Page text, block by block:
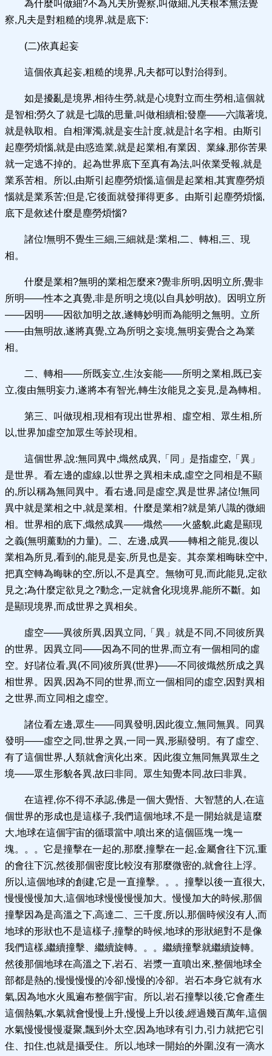
為什麼叫做細?不為凡夫所覺察,叫做細,凡夫根本無法覺
察,凡夫是對粗糙的境界,就是底下:
(二)依真起妄
這個依真起妄,粗糙的境界,凡夫都可以對治得到。
如是擾亂是境界,相待生勞,就是心境對立而生勞相,這個就
是智相;勞久了就是七識的思量,叫做相續相;發塵——六識著境,
就是執取相。自相渾濁,就是妄生計度,就是計名字相。由斯引
起塵勞煩惱,就是由惑造業,就是起業相,有業因、業緣,那你苦果
就一定逃不掉的。起為世界底下至真有為法,叫依業受報,就是
業系苦相。所以,由斯引起塵勞煩惱,這個是起業相,其實塵勞煩
惱就是業系苦;但是,它後面就發揮得更多。由斯引起塵勞煩惱,
底下是敘述什麼是塵勞煩惱?
諸位!無明不覺生三細,三細就是:業相,二、轉相,三、現
相。
什麼是業相?無明的業相怎麼來?覺非所明,因明立所,覺非
所明——性本之真覺,非是所明之境(以自具妙明故)。因明立所
——因明——因欲加明之故,遂轉妙明而為能明之無明。立所
——由無明故,遂將真覺,立為所明之妄境,無明妄覺合之為業
相。
二、轉相——所既妄立,生汝妄能——所明之業相,既已妄
立,復由無明妄力,遂將本有智光,轉生汝能見之妄見,是為轉相。
第三、叫做現相,現相有現出世界相、虛空相、眾生相,所
以,世界加虛空加眾生等於現相。
這個世界,說:無同異中,熾然成異,「同」是指虛空,「異」
是世界。看左邊的虛線,以世界之異相未成,虛空之同相是不顯
的,所以稱為無同異中。看右邊,同是虛空,異是世界,諸位!無同
異中就是業相之中,就是業相。什麼是業相?就是第八識的微細
相。世界相的底下,熾然成異——熾然——火盛貌,此處是顯現
之義(無明薰動的力量)。二、左邊,成異——轉相之能見,復以
業相為所見,看到的,能見是妄,所見也是妄。其奈業相晦昧空中,
把真空轉為晦昧的空,所以,不是真空。無物可見,而此能見,定欲
見之;為什麼定欲見之?動念,一定就會化現境界,能所不斷。如
是顯現境界,而成世界之異相矣。
虛空——異彼所異,因異立同,「異」就是不同,不同彼所異
的世界。因異立同——因為不同的世界,而立有一個相同的虛
空。好!諸位看,異(不同)彼所異(世界)——不同彼熾然所成之異
相世界。因異,因為不同的世界,而立一個相同的虛空,因對異相
之世界,而立同相之虛空。
諸位看左邊,眾生——同異發明,因此復立,無同無異。同異
發明——虛空之同,世界之異,一同一異,形顯發明。有了虛空、
有了這個世界,人類就會演化出來。因此復立無同無異眾生之
境——眾生形貌各異,故曰非同。眾生知覺本同,故曰非異。
在這裡,你不得不承認,佛是一個大覺悟、大智慧的人,在這
個世界的形成也是這樣子,我們這個地球,不是一開始就是這麼
大,地球在這個宇宙的循環當中,噴出來的這個區塊一塊一
塊。。。它是撞擊在一起的,那麼,撞擊在一起,金屬會往下沉,重
的會往下沉,然後那個密度比較沒有那麼微密的,就會往上浮。
所以,這個地球的創建,它是一直撞擊。。。撞擊以後一直很大,
慢慢慢慢加大,這個地球慢慢慢慢加大。慢慢加大的時候,那個
撞擊因為是高溫之下,高達二、三千度,所以,那個時候沒有人,而
地球的形狀也不是這樣子,撞擊的時候,地球的形狀絕對不是像
我們這樣,繼續撞擊、繼續旋轉。。。繼續撞擊就繼續旋轉。
然後那個地球在高溫之下,岩石、岩漿一直噴出來,整個地球全
部都是熱的,慢慢慢慢的冷卻,慢慢的冷卻。岩石本身它就有水
氣,因為地水火風遍布整個宇宙。所以,岩石撞擊以後,它會產生
這個熱氣,水氣就會慢慢上升,慢慢上升以後,經過幾百萬年,這個
水氣慢慢慢慢凝聚,飄到外太空,因為地球有引力,引力就把它引
住、扣住,也就是攝受住。所以,地球一開始的外圍,沒有一滴水